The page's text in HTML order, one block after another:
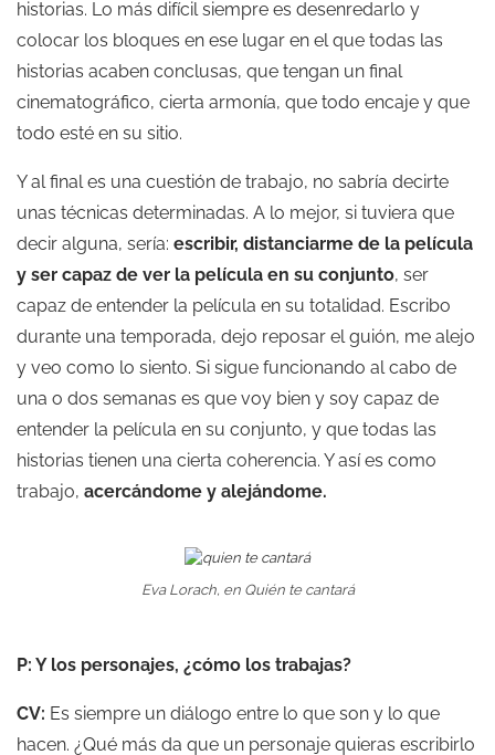
historias. Lo más difícil siempre es desenredarlo y
colocar los bloques en ese lugar en el que todas las
historias acaben conclusas, que tengan un final
cinematográfico, cierta armonía, que todo encaje y que
todo esté en su sitio.
Y al final es una cuestión de trabajo, no sabría decirte
unas técnicas determinadas. A lo mejor, si tuviera que
decir alguna, sería: escribir, distanciarme de la película
y ser capaz de ver la película en su conjunto, ser
capaz de entender la película en su totalidad. Escribo
durante una temporada, dejo reposar el guión, me alejo
y veo como lo siento. Si sigue funcionando al cabo de
una o dos semanas es que voy bien y soy capaz de
entender la película en su conjunto, y que todas las
historias tienen una cierta coherencia. Y así es como
trabajo, acercándome y alejándome.
Eva Lorach, en Quién te cantará
P: Y los personajes, ¿cómo los trabajas?
CV: Es siempre un diálogo entre lo que son y lo que
hacen. ¿Qué más da que un personaje quieras escribirlo